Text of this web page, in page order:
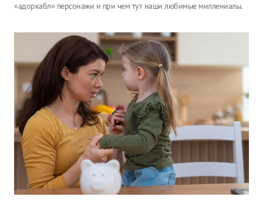
«адоркабл» персонажи и при чем тут наши любимые миллениалы.